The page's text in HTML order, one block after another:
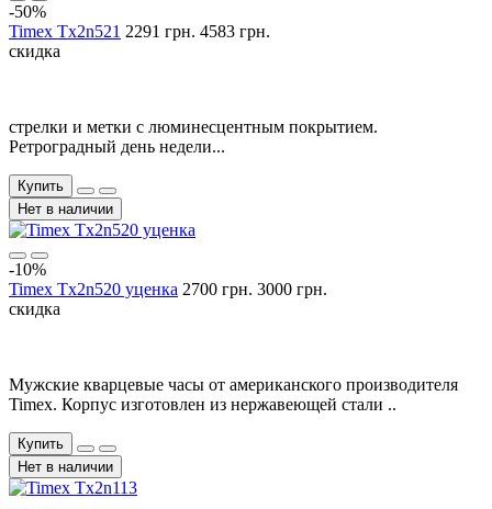
-50%
Timex Tx2n521 2291 грн. 4583 грн.
скидка
стрелки и метки с люминесцентным покрытием.
Ретроградный день недели...
Купить
Нет в наличии
-10%
Timex Tx2n520 уценка 2700 грн. 3000 грн.
скидка
Мужские кварцевые часы от американского производителя
Timex. Корпус изготовлен из нержавеющей стали ..
Купить
Нет в наличии